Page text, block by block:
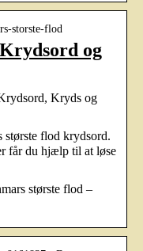
storste-flod
og
Kryds og
største flod krydsord.
får du hjælp til at løse
største flod –